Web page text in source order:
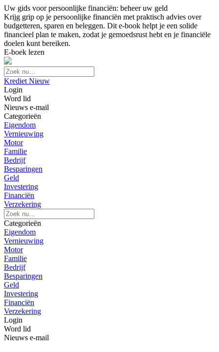
Uw gids voor persoonlijke financiën: beheer uw geld
Krijg grip op je persoonlijke financiën met praktisch advies over
budgetteren, sparen en beleggen. Dit e-book helpt je een solide
financieel plan te maken, zodat je gemoedsrust hebt en je financiële
doelen kunt bereiken.
E-boek lezen
Krediet Nieuw
Login
Word lid
Nieuws e-mail
Categorieën
Eigendom
Vernieuwing
Motor
Familie
Bedrijf
Besparingen
Geld
Investering
Financiën
Verzekering
Categorieën
Eigendom
Vernieuwing
Motor
Familie
Bedrijf
Besparingen
Geld
Investering
Financiën
Verzekering
Login
Word lid
Nieuws e-mail